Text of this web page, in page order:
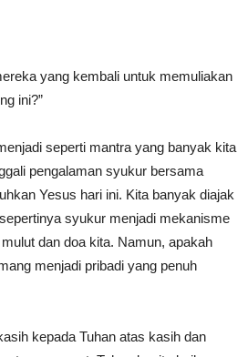
yang kembali untuk memuliakan
ini?”
seperti mantra yang banyak kita
pengalaman syukur bersama
Yesus hari ini. Kita banyak diajak
syukur menjadi mekanisme
dan doa kita. Namun, apakah
menjadi pribadi yang penuh
kepada Tuhan atas kasih dan